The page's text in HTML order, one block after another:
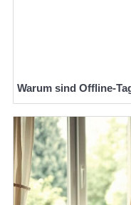
Warum sind Offline-